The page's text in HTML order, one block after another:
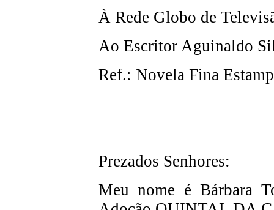
À Rede Globo de
Ao Escritor Aguinaldo
Ref.: Novela Fina
Prezados Senhores:
Meu nome é Bárbara